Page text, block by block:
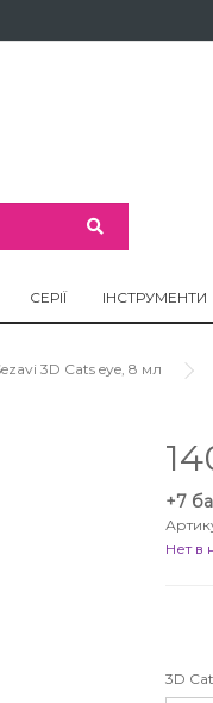
СЕРІЇ ІНСТРУМЕНТИ
3D Cats eye, 8 мл
+7
Нет в
3D